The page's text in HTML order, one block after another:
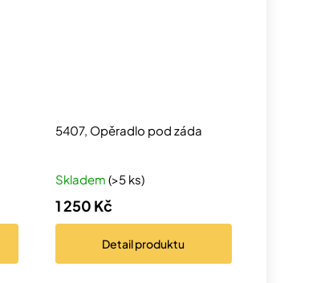
5407, Opěradlo pod záda
Skladem(>5 ks)
1 250 Kč
Detailproduktu